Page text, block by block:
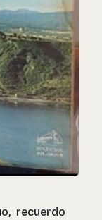
recuerdo